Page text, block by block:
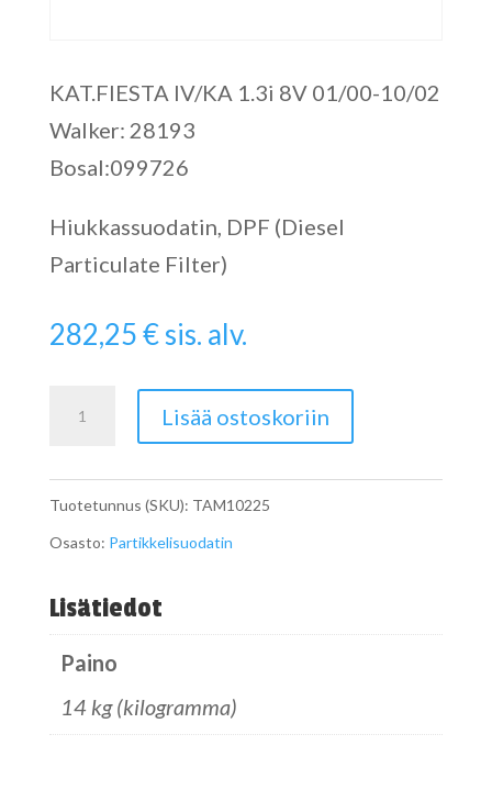
KAT.FIESTA IV/KA 1.3i 8V 01/00-10/02
Walker: 28193
Bosal:099726
Hiukkassuodatin, DPF (Diesel
Particulate Filter)
282,25€sis. alv.
Converter
määrä
Lisää ostoskoriin
Tuotetunnus (SKU): TAM10225
Osasto: Partikkelisuodatin
Lisätiedot
Paino
14 kg (kilogramma)